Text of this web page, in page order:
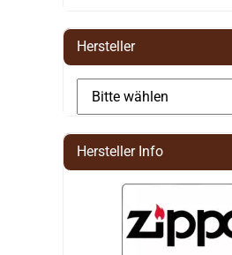
Hersteller
Hersteller Info